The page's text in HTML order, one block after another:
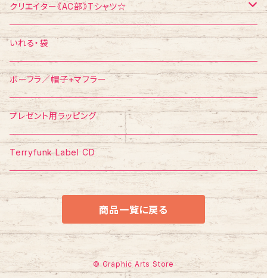
エスパー伊東
ポストカード
ポスター
Tシャツ
ポストカード
クリエイター《AC部》Tシャツ☆
Tシャツ
いれる・袋
ボーフラ／帽子+マフラー
プレゼント用ラッピング
Terryfunk Label CD
商品一覧に戻る
© Graphic Arts Store